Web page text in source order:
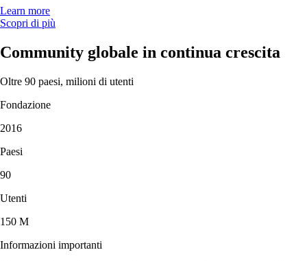
Learn more
Scopri di più
Community globale in continua crescita
Oltre 90 paesi, milioni di utenti
Fondazione
2016
Paesi
90
Utenti
150 M
Informazioni importanti